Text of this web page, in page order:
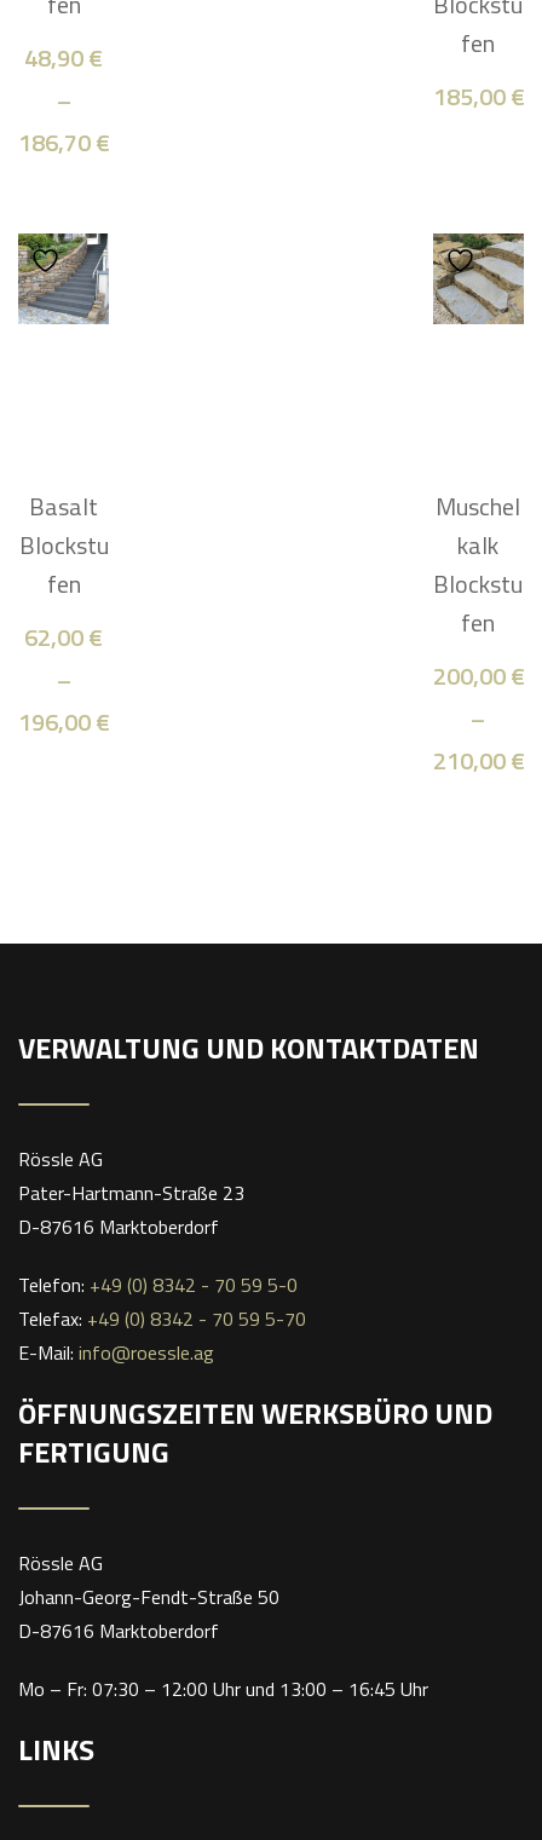
48,90€
–
186,70€
fen
185,00€
Basalt
Blockstu
fen
62,00€
–
196,00€
Muschel
kalk
Blockstu
fen
200,00€
–
210,00€
VERWALTUNG UND KONTAKTDATEN
Rössle AG
Pater-Hartmann-Straße 23
D-87616 Marktoberdorf
Telefon: +49 (0) 8342 - 70 59 5-0
Telefax: +49 (0) 8342 - 70 59 5-70
E-Mail: info@roessle.ag
ÖFFNUNGSZEITEN WERKSBÜRO UND
FERTIGUNG
Rössle AG
Johann-Georg-Fendt-Straße 50
D-87616 Marktoberdorf
Mo – Fr: 07:30 – 12:00 Uhr und 13:00 – 16:45 Uhr
LINKS